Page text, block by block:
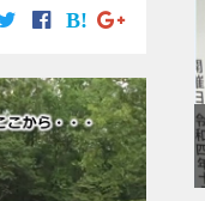
、最も結果を左
ートパットが決